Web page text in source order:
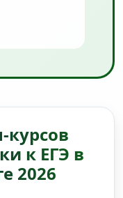
к ЕГЭ в
2026